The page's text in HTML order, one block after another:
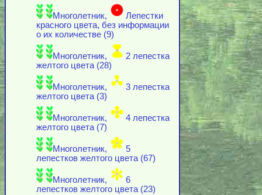
Многолетник,
Лепестки
красного цвета, без информации
о их количестве (9)
Многолетник,
2 лепестка
желтого цвета (28)
Многолетник,
3 лепестка
желтого цвета (3)
Многолетник,
4 лепестка
желтого цвета (7)
Многолетник,
5
лепестков желтого цвета (67)
Многолетник,
6
лепестков желтого цвета (23)